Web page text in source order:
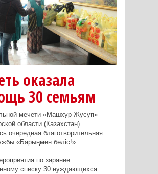
оказала
30 семьям
мечети «Машхур Жусуп»
области (Казахстан)
очередная благотворительная
«Барыңмен бөліс!».
по заранее
списку 30 нуждающихся